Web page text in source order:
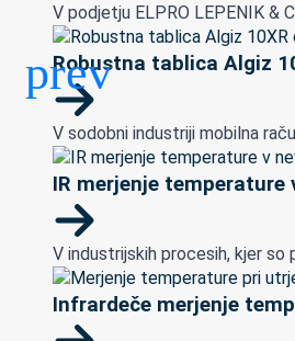
V podjetju ELPRO LEPENIK &
Robustna tablica Algiz
V sodobni industriji mobilna
IR merjenje temperature
V industrijskih procesih, kjer
Infrardeče merjenje